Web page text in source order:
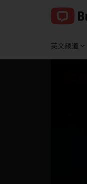
英文频道